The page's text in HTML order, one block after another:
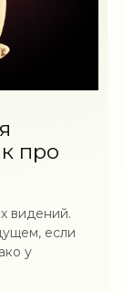
про
видений.
если
у